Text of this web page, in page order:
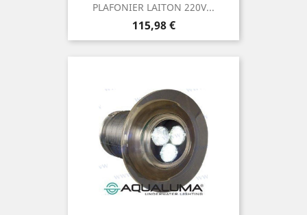
PLAFONIER LAITON 220V...
Prix
115,98 €